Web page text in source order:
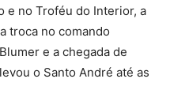
e no Troféu do Interior, a
troca no comando
e a chegada de
o Santo André até as